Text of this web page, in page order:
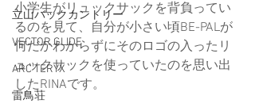
立山バックカントリー
VECTOR GLIDE
ARC'TERYX
雷鳥荘
小学生がリュックサックを背負ってい
るのを見て、自分が小さい頃BE-PALが
何だかわからずにそのロゴの入ったリ
ュックサックを使っていたのを思い出
したRINAです。